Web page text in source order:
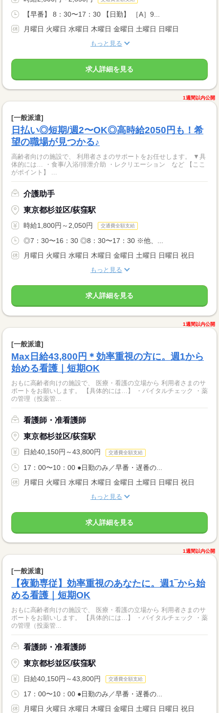
【早番】 8：30〜17：30 【日勤】 ［A］9...
月曜日 火曜日 水曜日 木曜日 金曜日 土曜日 日曜日
もっと見る
求人詳細を見る
1週間以内公開
[一般派遣]
日払い◎短期/週2〜OK◎高時給2050円も！希
望の職場が見つかる♪
高齢者向けの施設で、 利用者さまのサポートをお任せします。 ▼具
体的には… ・食事/入浴/排泄介助 ・レクリエーション など 【ここ
がポイント】 ...
介護助手
東京都杉並区/荻窪駅
時給1,800円～2,050円 交通費全額支給
◎7：30〜16：30 ◎8：30〜17：30 ※他、...
月曜日 火曜日 水曜日 木曜日 金曜日 土曜日 日曜日 祝日
もっと見る
求人詳細を見る
1週間以内公開
[一般派遣]
Max日給43,800円＊効率重視の方に。週1から
始める看護｜短期OK
おもに高齢者向けの施設で、 医療・看護の立場から 利用者さまのサ
ポートをお願いします。 【具体的には…】 ・バイタルチェック ・薬
の管理（投薬管...
看護師・准看護師
東京都杉並区/荻窪駅
日給40,150円～43,800円 交通費全額支給
17：00〜10：00 ●日勤のみ／早番・遅番の...
月曜日 火曜日 水曜日 木曜日 金曜日 土曜日 日曜日 祝日
もっと見る
求人詳細を見る
1週間以内公開
[一般派遣]
【夜勤専従】効率重視のあなたに。週1‾から始
める看護｜短期OK
おもに高齢者向けの施設で、 医療・看護の立場から 利用者さまのサ
ポートをお願いします。 【具体的には…】 ・バイタルチェック ・薬
の管理（投薬管...
看護師・准看護師
東京都杉並区/荻窪駅
日給40,150円～43,800円 交通費全額支給
17：00〜10：00 ●日勤のみ／早番・遅番の...
月曜日 火曜日 水曜日 木曜日 金曜日 土曜日 日曜日 祝日